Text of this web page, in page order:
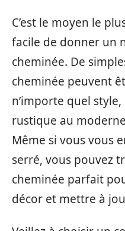
C’est le moyen le
facile de donner un
cheminée. De
cheminée peuvent
n’importe quel
rustique au
Même si vous vous
serré, vous pouvez
cheminée parfait
décor et mettre à